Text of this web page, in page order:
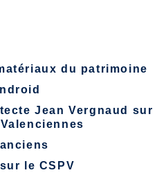
du patrimoine
Jean Vergnaud sur
le CSPV